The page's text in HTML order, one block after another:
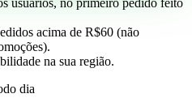
acima de R$60 (não
na sua região.
dia